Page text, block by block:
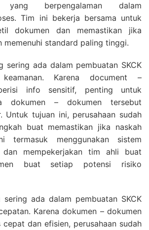
yang berpengalaman dalam
Tim ini bekerja bersama untuk
dokumen dan memastikan jika
memenuhi standard paling tinggi.
sering ada dalam pembuatan SKCK
Karena document –
info sensitif, penting untuk
dokumen – dokumen tersebut
Untuk tujuan ini, perusahaan sudah
buat memastikan jika naskah
termasuk menggunakan sistem
mempekerjakan tim ahli buat
buat setiap potensi risiko
ada dalam pembuatan SKCK
Karena dokumen – dokumen
dan efisien, perusahaan sudah